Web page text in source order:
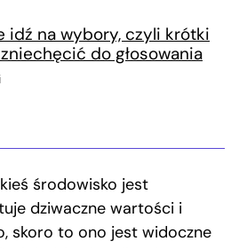
idź na wybory, czyli krótki
do głosowania
środowisko jest
dziwaczne wartości i
skoro to ono jest widoczne